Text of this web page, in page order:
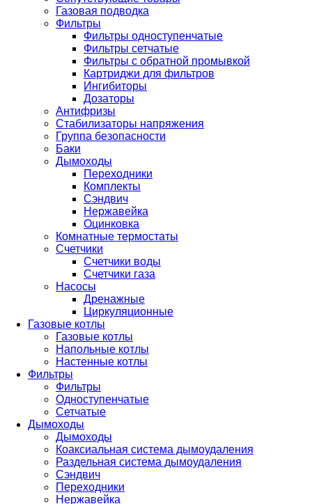
Газовая подводка
Фильтры
Фильтры одноступенчатые
Фильтры сетчатые
Фильтры с обратной промывкой
Картриджи для фильтров
Ингибиторы
Дозаторы
Антифризы
Стабилизаторы напряжения
Группа безопасности
Баки
Дымоходы
Переходники
Комплекты
Сэндвич
Нержавейка
Оцинковка
Комнатные термостаты
Счетчики
Счетчики воды
Счетчики газа
Насосы
Дренажные
Циркуляционные
Газовые котлы
Газовые котлы
Напольные котлы
Настенные котлы
Фильтры
Фильтры
Одноступенчатые
Сетчатые
Дымоходы
Дымоходы
Коаксиальная система дымоудаления
Раздельная система дымоудаления
Сэндвич
Переходники
Нержавейка